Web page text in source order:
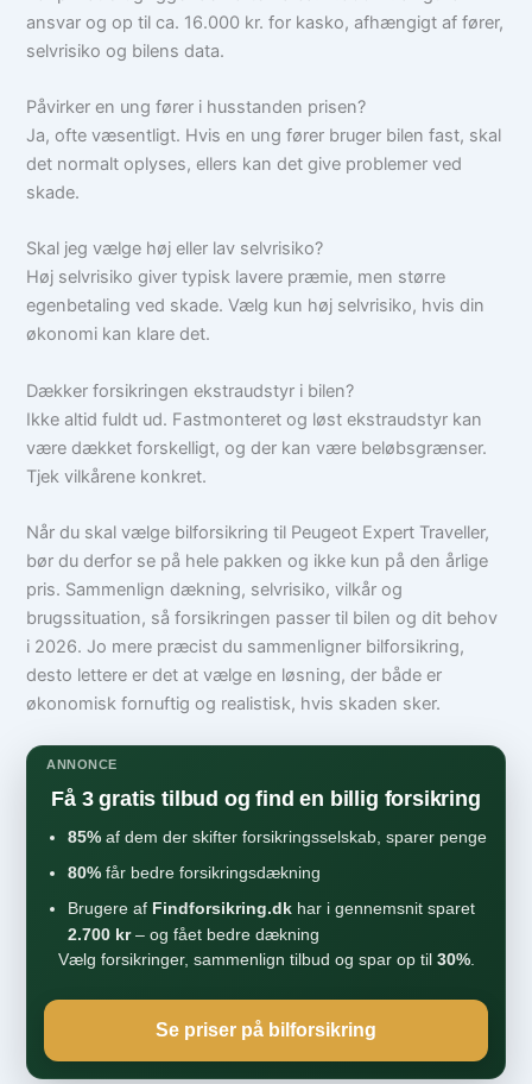
ansvar og op til ca. 16.000 kr. for kasko, afhængigt af fører,
selvrisiko og bilens data.
Påvirker en ung fører i husstanden prisen?
Ja, ofte væsentligt. Hvis en ung fører bruger bilen fast, skal
det normalt oplyses, ellers kan det give problemer ved
skade.
Skal jeg vælge høj eller lav selvrisiko?
Høj selvrisiko giver typisk lavere præmie, men større
egenbetaling ved skade. Vælg kun høj selvrisiko, hvis din
økonomi kan klare det.
Dækker forsikringen ekstraudstyr i bilen?
Ikke altid fuldt ud. Fastmonteret og løst ekstraudstyr kan
være dækket forskelligt, og der kan være beløbsgrænser.
Tjek vilkårene konkret.
Når du skal vælge bilforsikring til Peugeot Expert Traveller,
bør du derfor se på hele pakken og ikke kun på den årlige
pris. Sammenlign dækning, selvrisiko, vilkår og
brugssituation, så forsikringen passer til bilen og dit behov
i 2026. Jo mere præcist du sammenligner bilforsikring,
desto lettere er det at vælge en løsning, der både er
økonomisk fornuftig og realistisk, hvis skaden sker.
ANNONCE
Få 3 gratis tilbud og find en billig forsikring
85% af dem der skifter forsikringsselskab, sparer penge
80% får bedre forsikringsdækning
Brugere af Findforsikring.dk har i gennemsnit sparet
2.700 kr– og fået bedre dækning
Vælg forsikringer, sammenlign tilbud og spar op til 30%.
Se priser på bilforsikring